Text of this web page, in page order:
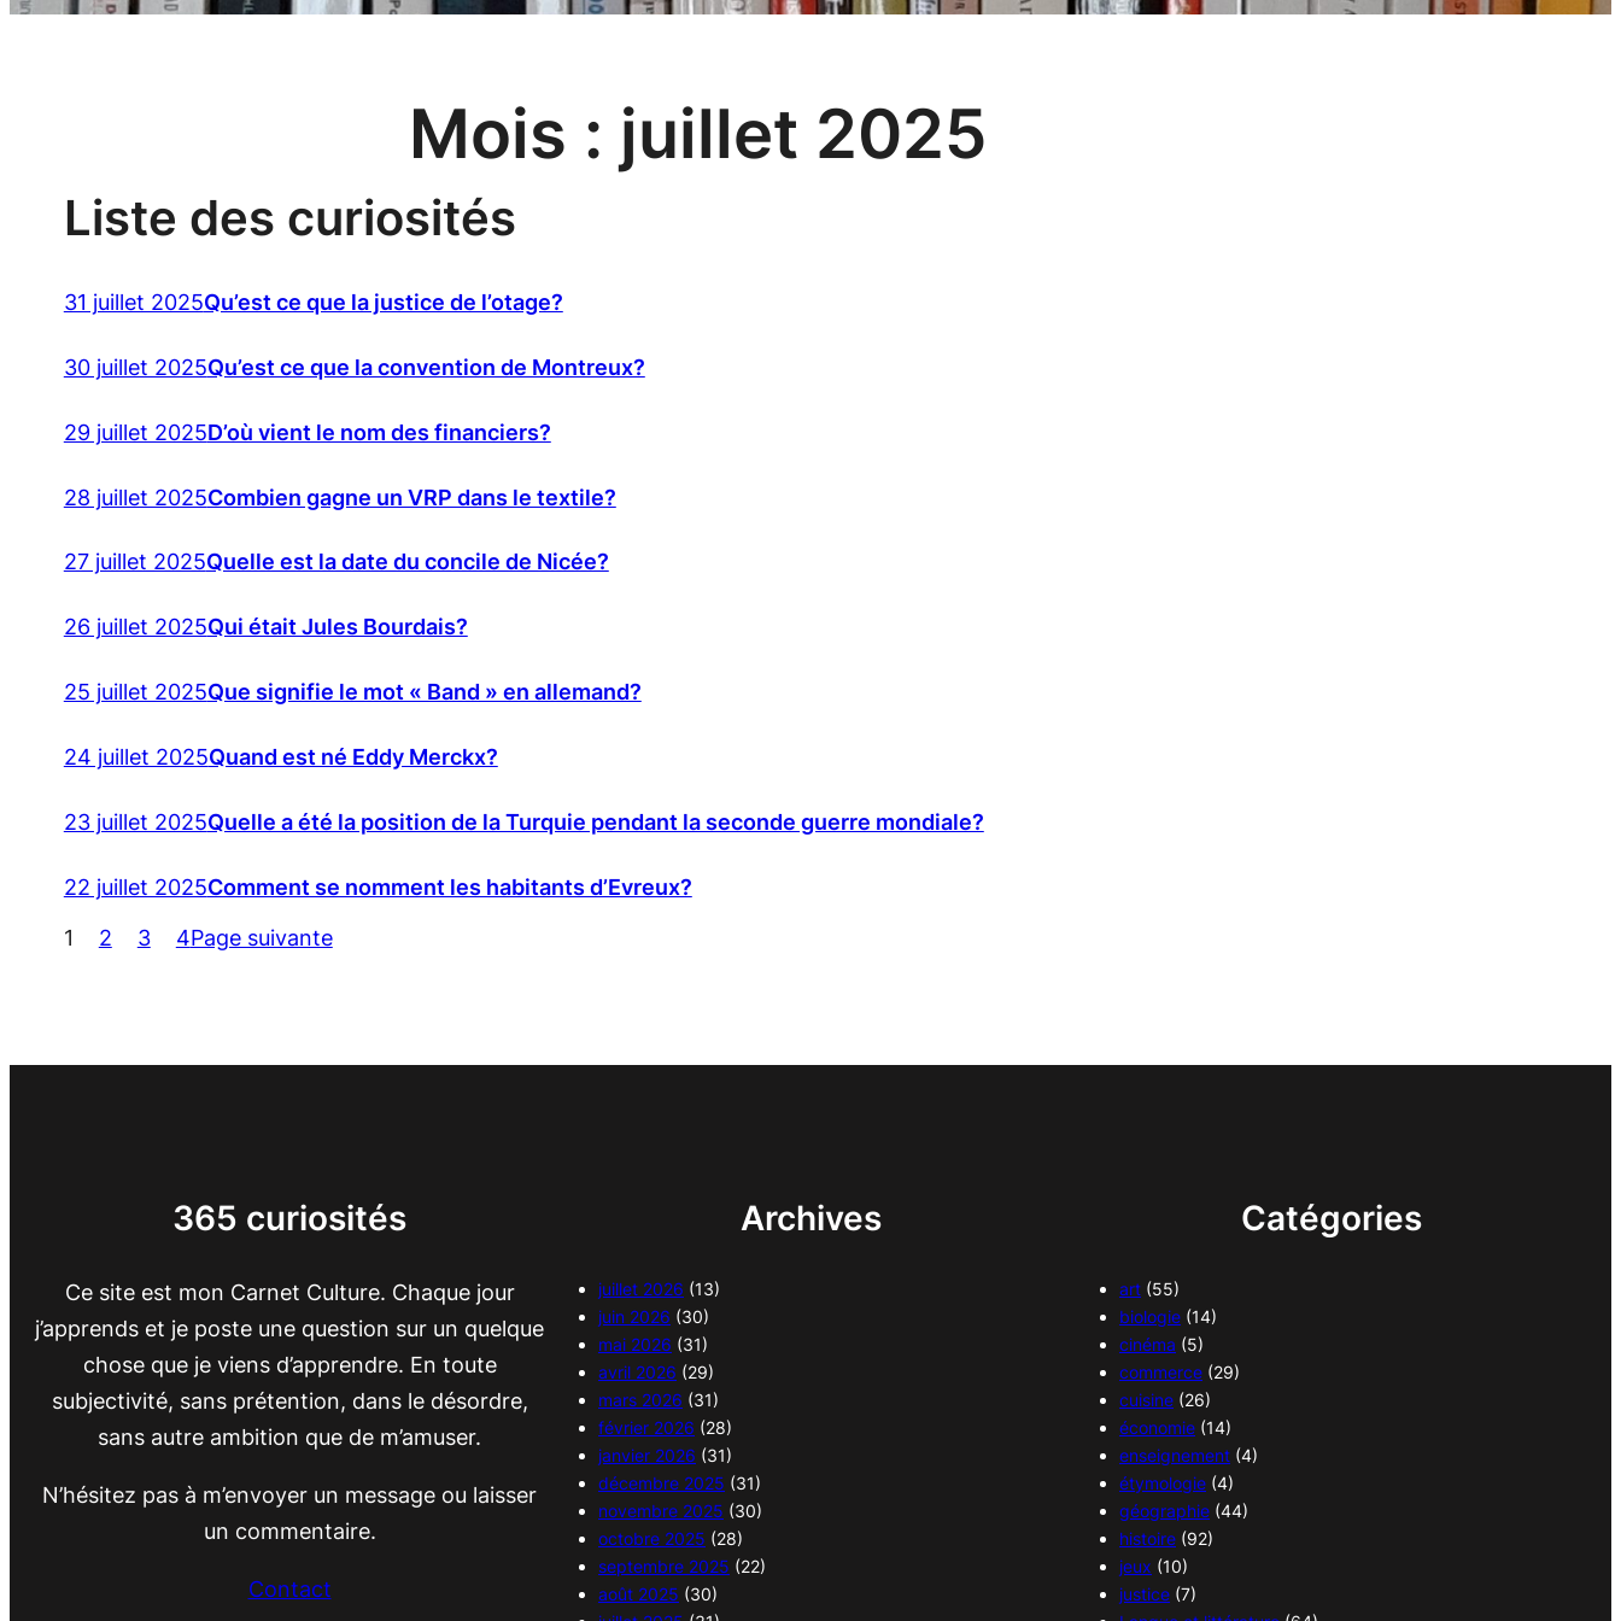
Mois : juillet 2025
Liste des curiosités
31 juillet 2025Qu’est ce que la justice de l’otage?
30 juillet 2025Qu’est ce que la convention de Montreux?
29 juillet 2025D’où vient le nom des financiers?
28 juillet 2025Combien gagne un VRP dans le textile?
27 juillet 2025Quelle est la date du concile de Nicée?
26 juillet 2025Qui était Jules Bourdais?
25 juillet 2025Que signifie le mot « Band » en allemand?
24 juillet 2025Quand est né Eddy Merckx?
23 juillet 2025Quelle a été la position de la Turquie pendant la seconde guerre mondiale?
22 juillet 2025Comment se nomment les habitants d’Evreux?
1
2 3 4Page suivante
365 curiosités
Ce site est mon Carnet Culture. Chaque jour
j’apprends et je poste une question sur un quelque
chose que je viens d’apprendre. En toute
subjectivité, sans prétention, dans le désordre,
sans autre ambition que de m’amuser.
N’hésitez pas à m’envoyer un message ou laisser
un commentaire.
Contact
Archives
juillet 2026 (13)
juin 2026 (30)
mai 2026 (31)
avril 2026 (29)
mars 2026 (31)
février 2026 (28)
janvier 2026 (31)
décembre 2025 (31)
novembre 2025 (30)
octobre 2025 (28)
septembre 2025 (22)
août 2025 (30)
Catégories
art (55)
biologie (14)
cinéma (5)
commerce (29)
cuisine (26)
économie (14)
enseignement (4)
étymologie (4)
géographie (44)
histoire (92)
jeux (10)
justice (7)